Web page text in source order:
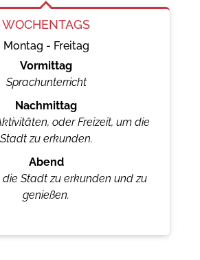
WOCHENTAGS
Montag - Freitag
Vormittag
Sprachunterricht
Nachmittag
oder Freizeit, um die
Stadt zu erkunden.
Abend
die Stadt zu erkunden und zu
genießen.